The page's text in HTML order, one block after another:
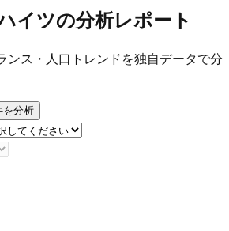
イツの分析レポート
ンス・人口トレンドを独自データで分
を分析